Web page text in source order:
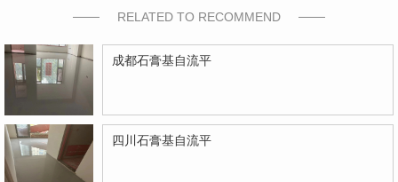
RELATED TO RECOMMEND
成都石膏基自流平
四川石膏基自流平